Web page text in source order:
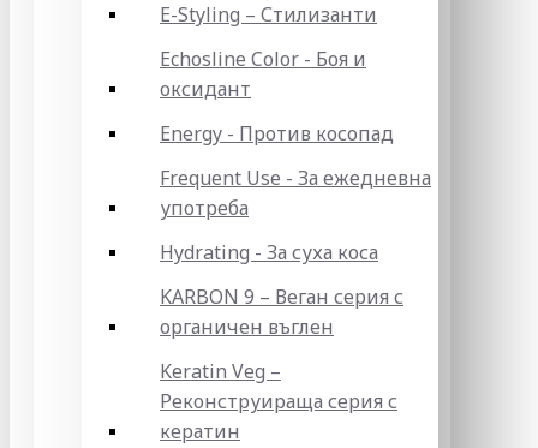
E-Styling – Стилизанти
Echosline Color - Боя и
оксидант
Energy - Против косопад
Frequent Use - За ежедневна
употреба
Hydrating - За суха коса
KARBON 9 – Веган серия с
органичен въглен
Keratin Veg –
Реконструираща серия с
кератин